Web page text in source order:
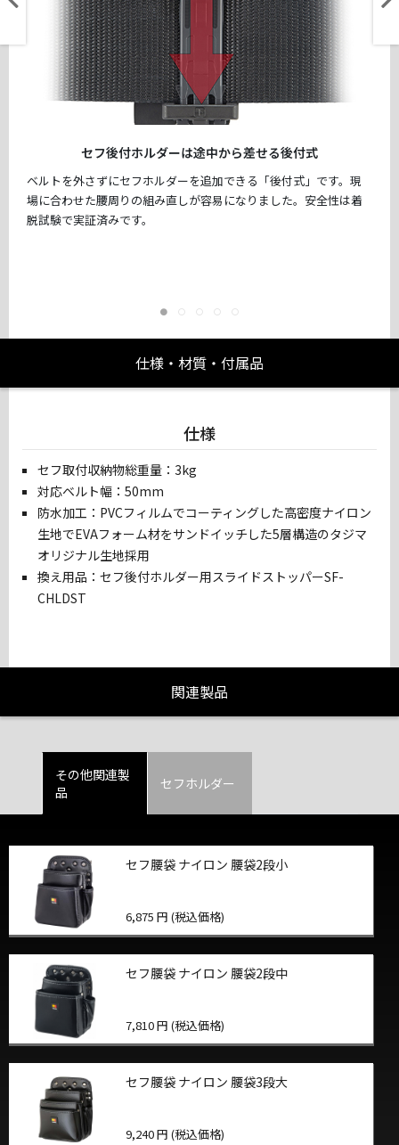
セフ後付ホルダーは途中から差せる後付式
ベルトを外さずにセフホルダーを追加できる「後付式」です。現
場に合わせた腰周りの組み直しが容易になりました。安全性は着
脱試験で実証済みです。
仕様・材質・付属品
仕様
セフ取付収納物総重量：3kg
対応ベルト幅：50mm
防水加工：PVCフィルムでコーティングした高密度ナイロン
生地でEVAフォーム材をサンドイッチした5層構造のタジマ
オリジナル生地採用
換え用品：セフ後付ホルダー用スライドストッパーSF-
CHLDST
関連製品
その他関連製
品
セフホルダー
セフ腰袋 ナイロン 腰袋2段小
6,875 円 (税込価格)
セフ腰袋 ナイロン 腰袋2段中
7,810 円 (税込価格)
セフ腰袋 ナイロン 腰袋3段大
9,240 円 (税込価格)